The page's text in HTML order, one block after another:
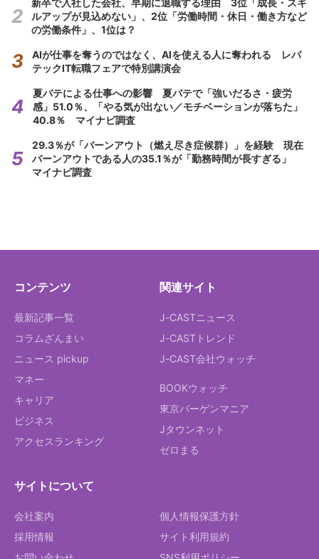
新卒で入社した会社、早期に退職する理由 3位「成長・スキ
ルアップが見込めない」、2位「労働時間・休日・働き方など
の労働条件」、1位は？
AIが仕事を奪うのではなく、AIを使える人に奪われる レバ
テックIT転職フェアで特別講演会
夏バテによる仕事への影響 夏バテで「強いだるさ・疲労
感」51.0％、「やる気が出ない／モチベーションが落ちた」
40.8％ マイナビ調査
29.3％が「バーンアウト（燃え尽き症候群）」を経験 現在
バーンアウトである人の35.1％が「勤務時間が長すぎる」
マイナビ調査
コンテンツ
最新記事一覧
コラムざんまい
ニュース pickup
マネー
キャリア
ビジネス
アクセスランキング
関連サイト
J-CASTニュース
J-CASTトレンド
J-CAST会社ウォッチ
BOOKウォッチ
東京バーゲンマニア
Jタウンネット
ゼロまる
サイトについて
会社案内
採用情報
個人情報保護方針
サイト利用規約